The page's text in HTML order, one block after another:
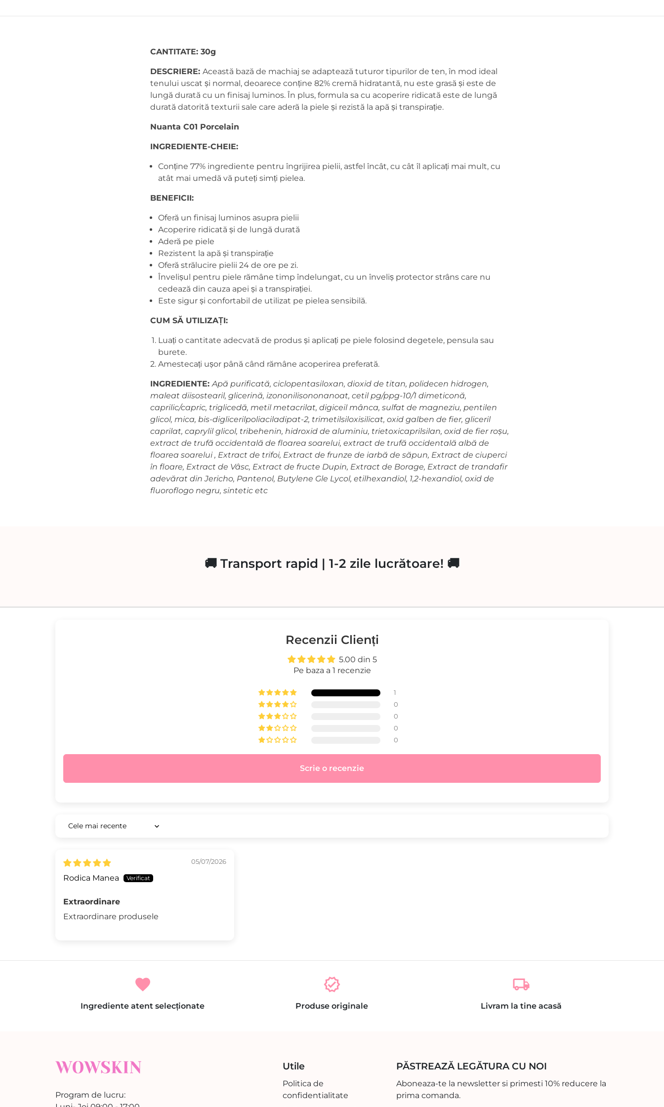
CANTITATE: 30g
DESCRIERE: Această bază de machiaj se adaptează tuturor tipurilor de ten, în mod ideal
tenului uscat și normal, deoarece conține 82% cremă hidratantă, nu este grasă și este de
lungă durată cu un finisaj luminos. În plus, formula sa cu acoperire ridicată este de lungă
durată datorită texturii sale care aderă la piele și rezistă la apă și transpirație.
Nuanta C01 Porcelain
INGREDIENTE-CHEIE:
Conține 77% ingrediente pentru îngrijirea pielii, astfel încât, cu cât îl aplicați mai mult, cu
atât mai umedă vă puteți simți pielea.
BENEFICII:
Oferă un finisaj luminos asupra pielii
Acoperire ridicată și de lungă durată
Aderă pe piele
Rezistent la apă și transpirație
Oferă strălucire pielii 24 de ore pe zi.
Învelișul pentru piele rămâne timp îndelungat, cu un înveliș protector strâns care nu
cedează din cauza apei și a transpirației.
Este sigur și confortabil de utilizat pe pielea sensibilă.
CUM SĂ UTILIZAȚI:
Luați o cantitate adecvată de produs și aplicați pe piele folosind degetele, pensula sau
burete.
Amestecați ușor până când rămâne acoperirea preferată.
INGREDIENTE:Apă purificată, ciclopentasiloxan, dioxid de titan, polidecen hidrogen,
maleat diisostearil, glicerină, izononilisononanoat, cetil pg/ppg-10/1 dimeticonă,
caprilic/capric, triglicedă, metil metacrilat, digiceil mânca, sulfat de magneziu, pentilen
glicol, mica, bis-diglicerilpoliaciladipat-2, trimetilsiloxisilicat, oxid galben de fier, gliceril
caprilat, caprylil glicol, tribehenin, hidroxid de aluminiu, trietoxicaprilsilan, oxid de fier roșu,
extract de trufă occidentală de floarea soarelui, extract de trufă occidentală albă de
floarea soarelui , Extract de trifoi, Extract de frunze de iarbă de săpun, Extract de ciuperci
în floare, Extract de Vâsc, Extract de fructe Dupin, Extract de Borage, Extract de trandafir
adevărat din Jericho, Pantenol, Butylene Gle Lycol, etilhexandiol, 1,2-hexandiol, oxid de
fluoroflogo negru, sintetic etc
🚚 Transport rapid | 1-2 zile lucrătoare! 🚚
Recenzii Clienți
5.00 din 5
Pe baza a 1 recenzie
1
0
0
0
0
Scrie o recenzie
Sort by
05/07/2026
Rodica Manea
Extraordinare
Extraordinare produsele
favorite
Ingrediente atent selecționate
verified
Produse originale
local_shipping
Livram la tine acasă
Program de lucru:
Utile
Politica de
confidentialitate
PĂSTREAZĂ LEGĂTURA CU NOI
Aboneaza-te la newsletter si primesti 10% reducere la
prima comanda.